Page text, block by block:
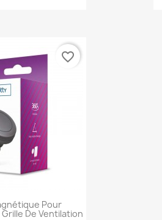
Pour
De Ventilation
favorite_border